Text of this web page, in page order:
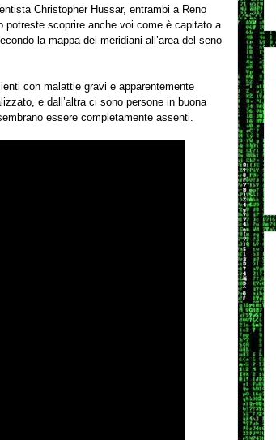
Christopher Hussar, entrambi a Reno
potreste scoprire anche voi come è capitato a
la mappa dei meridiani all’area del seno
con malattie gravi e apparentemente
e dall’altra ci sono persone in buona
essere completamente assenti.